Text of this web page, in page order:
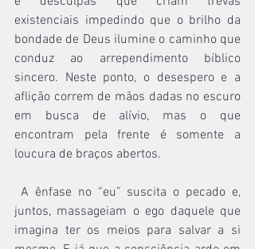
existenciais impedindo que o brilho da
bondade de Deus ilumine o caminho que
conduz ao arrependimento bíblico
sincero. Neste ponto, o desespero e a
aflição correm de mãos dadas no escuro
em busca de alívio, mas o que
encontram pela frente é somente a
loucura de braços abertos.
A ênfase no “eu” suscita o pecado e,
juntos, massageiam o ego daquele que
imagina ter os meios para salvar a si